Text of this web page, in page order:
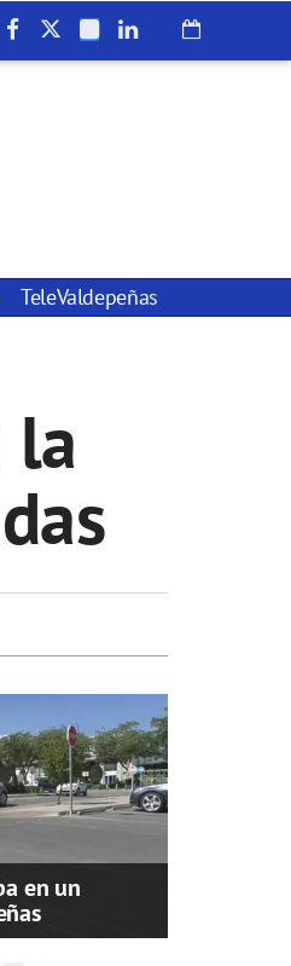
TeleValdepeñas
la
en un